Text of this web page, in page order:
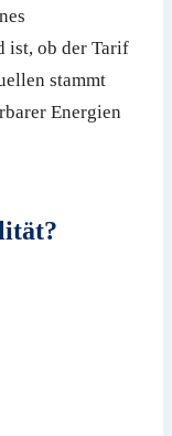
ist, ob der Tarif
stammt
Energien